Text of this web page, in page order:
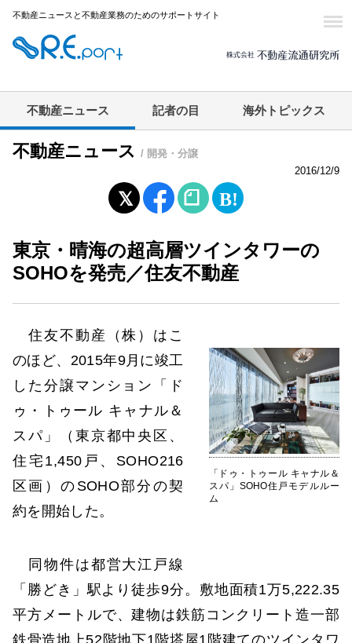
不動産ニュースと不動産業務のためのサポートサイト
不動産ニュース 記者の目 海外トピックス
不動産ニュース / 開発・分譲
2016/12/9
東京・晴海の超高層ツインタワーの
SOHOを発売／住友不動産
「ドゥ・トゥール キャナル＆
スパ」SOHO住戸モデルルー
ム
住友不動産（株）はこ
のほど、2015年9月に竣工
した分譲マンション「ド
ゥ・トゥール キャナル＆
スパ」（東京都中央区、
住宅1,450戸、SOHO216
区画）のSOHO部分の契
約を開始した。
同物件は都営大江戸線
「勝どき」駅より徒歩9分。敷地面積1万5,222.35
平方メートルで、建物は鉄筋コンクリート造一部
鉄骨造地上52階地下1階塔屋1階建てのツインタワ